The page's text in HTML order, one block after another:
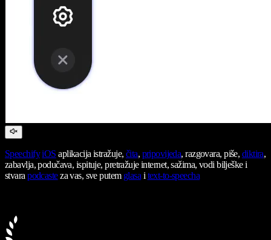
Speechify iOS aplikacija istražuje, čita, pripovijeda, razgovara, piše, diktira,
zabavlja, podučava, ispituje, pretražuje internet, sažima, vodi bilješke i
stvarapodcasteza vas, sve putem glasaitext-to-speecha